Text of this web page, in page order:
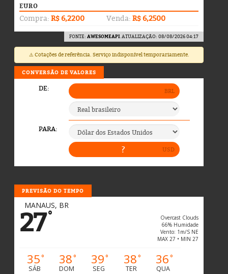
EURO
Compra: R$ 6,2200 Venda: R$ 6,2500
FONTE: AWESOMEAPI. ATUALIZAÇÃO: 08/08/2026 04:17
⚠️ Cotações de referência. Serviço indisponível temporariamente.
CONVERSÃO DE VALORES
PREVISÃO DO TEMPO
MANAUS, BR
27°
Overcast Clouds
66% Humidade
Vento: 1m/s NE
MAX 27 • MIN 27
35°
SÁB
38°
DOM
39°
SEG
38°
TER
36°
QUA